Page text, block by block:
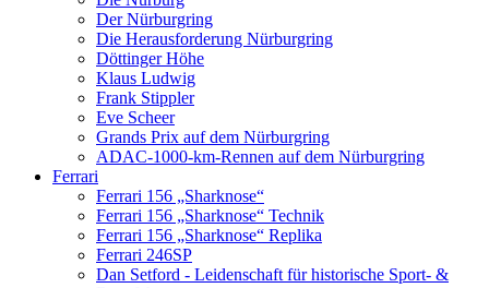
Der Nürburgring
Die Herausforderung Nürburgring
Döttinger Höhe
Klaus Ludwig
Frank Stippler
Eve Scheer
Grands Prix auf dem Nürburgring
ADAC-1000-km-Rennen auf dem Nürburgring
Ferrari
Ferrari 156 „Sharknose“
Ferrari 156 „Sharknose“ Technik
Ferrari 156 „Sharknose“ Replika
Ferrari 246SP
Dan Setford - Leidenschaft für historische Sport- &